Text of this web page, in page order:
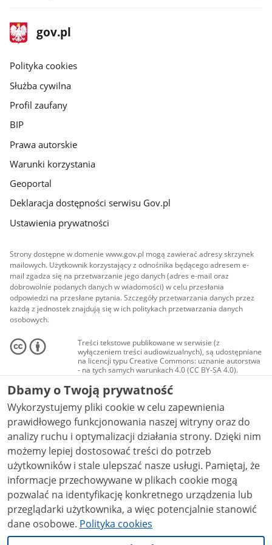
stopka
gov.pl
Strona
gov.pl
gov.pl
Polityka cookies
Służba cywilna
Profil zaufany
BIP
Prawa autorskie
Warunki korzystania
Geoportal
Deklaracja dostępności serwisu Gov.pl
Ustawienia prywatności
Strony dostępne w domenie www.gov.pl mogą zawierać adresy skrzynek
mailowych. Użytkownik korzystający z odnośnika będącego adresem e-
mail zgadza się na przetwarzanie jego danych (adres e-mail oraz
dobrowolnie podanych danych w wiadomości) w celu przesłania
odpowiedzi na przesłane pytania. Szczegóły przetwarzania danych przez
każdą z jednostek znajdują się w ich politykach przetwarzania danych
osobowych.
Treści tekstowe publikowane w serwisie (z
wyłączeniem treści audiowizualnych), są udostępniane
na licencji typu Creative Commons: uznanie autorstwa
- na tych samych warunkach 4.0 (CC BY-SA 4.0).
Materiały audiowizualne, w tym zdjęcia, materiały
audio i wideo, są udostępniane na licencji typu
Creative Commons: uznanie autorstwa użycie
niekomercyjne - bez utworów zależnych 4.0 (CC BY-
NC-ND 4.0), o ile nie jest to stwierdzone inaczej.
Dbamy o Twoją prywatność
Wykorzystujemy pliki cookie w celu zapewnienia
prawidłowego funkcjonowania naszej witryny oraz do
analizy ruchu i optymalizacji działania strony. Dzięki nim
możemy lepiej dostosować treści do potrzeb
użytkowników i stale ulepszać nasze usługi. Pamiętaj, że
informacje przechowywane w plikach cookie mogą
pozwalać na identyfikację konkretnego urządzenia lub
przeglądarki użytkownika, a więc potencjalnie stanowić
dane osobowe. Polityka cookies